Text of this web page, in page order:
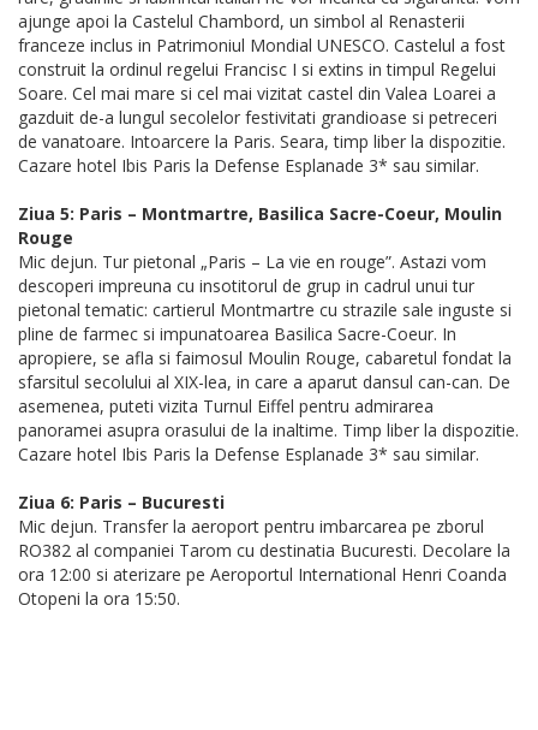
ajunge apoi la Castelul Chambord, un simbol al Renasterii
franceze inclus in Patrimoniul Mondial UNESCO. Castelul a fost
construit la ordinul regelui Francisc I si extins in timpul Regelui
Soare. Cel mai mare si cel mai vizitat castel din Valea Loarei a
gazduit de-a lungul secolelor festivitati grandioase si petreceri
de vanatoare. Intoarcere la Paris. Seara, timp liber la dispozitie.
Cazare hotel Ibis Paris la Defense Esplanade 3* sau similar.
Ziua 5: Paris – Montmartre, Basilica Sacre-Coeur, Moulin
Rouge
Mic dejun. Tur pietonal „Paris – La vie en rouge”. Astazi vom
descoperi impreuna cu insotitorul de grup in cadrul unui tur
pietonal tematic: cartierul Montmartre cu strazile sale inguste si
pline de farmec si impunatoarea Basilica Sacre-Coeur. In
apropiere, se afla si faimosul Moulin Rouge, cabaretul fondat la
sfarsitul secolului al XIX-lea, in care a aparut dansul can-can. De
asemenea, puteti vizita Turnul Eiffel pentru admirarea
panoramei asupra orasului de la inaltime. Timp liber la dispozitie.
Cazare hotel Ibis Paris la Defense Esplanade 3* sau similar.
Ziua 6: Paris – Bucuresti
Mic dejun. Transfer la aeroport pentru imbarcarea pe zborul
RO382 al companiei Tarom cu destinatia Bucuresti. Decolare la
ora 12:00 si aterizare pe Aeroportul International Henri Coanda
Otopeni la ora 15:50.